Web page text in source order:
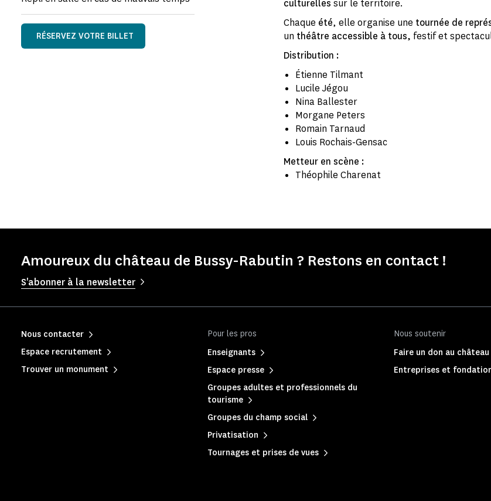
RÉSERVEZ VOTRE BILLET
culturelles sur le territoire.
Chaque été, elle organise une tournée de
un théâtre accessible à tous, festif et
Distribution :
Étienne Tilmant
Lucile Jégou
Nina Ballester
Morgane Peters
Romain Tarnaud
Louis Rochais-Gensac
Metteur en scène :
Théophile Charenat
Amoureux du château de Bussy-Rabutin ? Restons en contact !
S'abonner à la newsletter
Pour les pros
Enseignants
Espace presse
Groupes adultes et professionnels du
tourisme
Groupes du champ social
Privatisation
Tournages et prises de vues
Nous soutenir
Faire un don au
Entreprises et
Nous contacter
Espace recrutement
Trouver un monument